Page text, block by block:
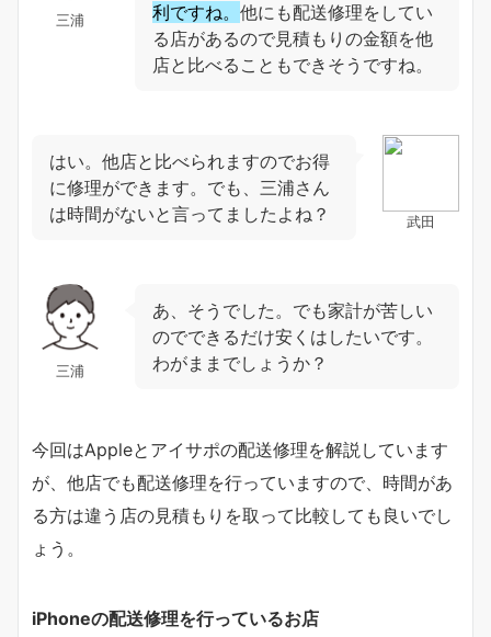
三浦
利ですね。 他にも配送修理をしてい
る店があるので見積もりの金額を他
店と比べることもできそうですね。
武田
はい。他店と比べられますのでお得
に修理ができます。でも、三浦さん
は時間がないと言ってましたよね？
三浦
あ、そうでした。でも家計が苦しい
のでできるだけ安くはしたいです。
わがままでしょうか？
今回はAppleとアイサポの配送修理を解説しています
が、他店でも配送修理を行っていますので、時間があ
る方は違う店の見積もりを取って比較しても良いでし
ょう。
iPhoneの配送修理を行っているお店